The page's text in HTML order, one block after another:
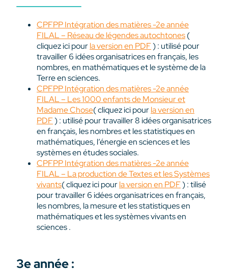
CPFPP Intégration des matières -2e année
FILAL – Réseau de légendes autochtones(
cliquez ici pourla version en PDF) : utilisé pour
travailler 6 idées organisatrices en français, les
nombres, en mathématiques et le système de la
Terre en sciences.
CPFPP Intégration des matières -2e année
FILAL – Les 1000 enfants de Monsieur et
Madame Chose( cliquez ici pourla version en
PDF) : utilisé pour travailler 8 idées organisatrices
en français, les nombres et les statistiques en
mathématiques, l’énergie en sciences et les
systèmes en études sociales.
CPFPP Intégration des matières -2e année
FILAL – La production de Textes et les Systèmes
vivants( cliquez ici pourla version en PDF) : tilisé
pour travailler 6 idées organisatrices en français,
les nombres, la mesure et les statistiques en
mathématiques et les systèmes vivants en
sciences .
3e année :